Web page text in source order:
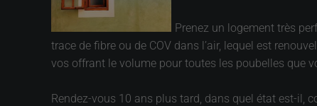
Prenez un logement très
trace de fibre ou de COV dans l’air, lequel est
vos offrant le volume pour toutes les poubelles que
Rendez-vous 10 ans plus tard, dans quel état est-il,